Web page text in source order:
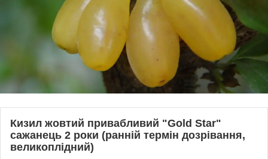
Кизил жовтий привабливий "Gold Star"
сажанець 2 роки (ранній термін дозрівання,
великоплідний)